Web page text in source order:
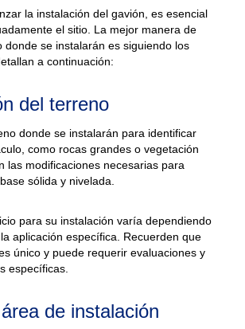
la instalación del gavión, es esencial
el sitio. La mejor manera de
donde se instalarán es siguiendo los
a continuación:
del terreno
donde se instalarán para identificar
como rocas grandes o vegetación
las modificaciones necesarias para
sólida y nivelada.
para su instalación varía dependiendo
aplicación específica. Recuerden que
único y puede requerir evaluaciones y
específicas.
de instalación